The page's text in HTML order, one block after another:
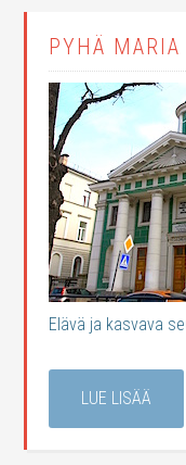
PYHÄ MARIA
Elävä ja kasvava
LUE LISÄÄ